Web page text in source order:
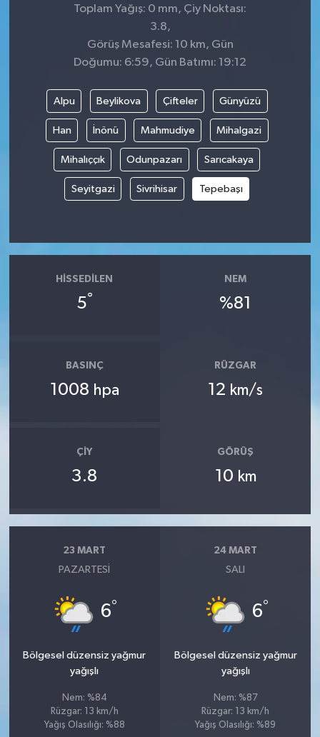
Toplam Yağış: 0 mm, Çiy Noktası:
3.8,
Görüş Mesafesi: 10 km, Gün
Doğumu: 6:59, Gün Batımı: 19:12
Alpu Beylikova Çifteler Günyüzü
Han İnönü Mahmudiye Mihalgazi
Mihalıççık Odunpazarı Sarıcakaya
Seyitgazi Sivrihisar Tepebaşı
HISSEDILEN
5°
NEM
%81
BASINÇ
1008 hpa
RÜZGAR
12 km/s
ÇIY
3.8
GÖRÜŞ
10 km
23 MART
PAZARTESI
6°
Bölgesel düzensiz yağmur
yağışlı
Nem: %84
Rüzgar: 13 km/h
Yağış Olasılığı: %88
24 MART
SALI
6°
Bölgesel düzensiz yağmur
yağışlı
Nem: %87
Rüzgar: 13 km/h
Yağış Olasılığı: %89